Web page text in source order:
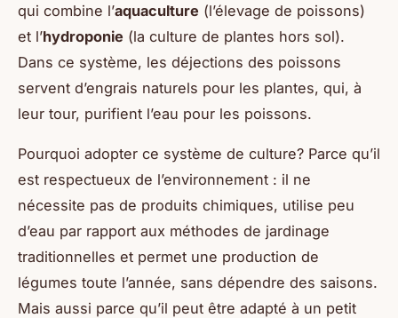
qui combine l’aquaculture (l’élevage de poissons)
et l’hydroponie (la culture de plantes hors sol).
Dans ce système, les déjections des poissons
servent d’engrais naturels pour les plantes, qui, à
leur tour, purifient l’eau pour les poissons.
Pourquoi adopter ce système de culture? Parce qu’il
est respectueux de l’environnement : il ne
nécessite pas de produits chimiques, utilise peu
d’eau par rapport aux méthodes de jardinage
traditionnelles et permet une production de
légumes toute l’année, sans dépendre des saisons.
Mais aussi parce qu’il peut être adapté à un petit